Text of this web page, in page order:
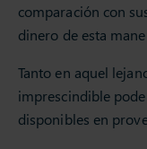
comparación con
dinero de esta
Tanto en aquel
imprescindible
disponibles en